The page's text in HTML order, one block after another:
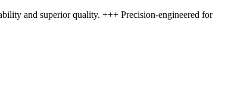
and superior quality. +++ Precision-engineered for